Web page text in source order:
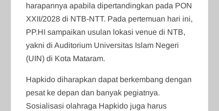
harapannya apabila dipertandingkan pada PON
XXII/2028 di NTB-NTT. Pada pertemuan hari ini,
PP.HI sampaikan usulan lokasi venue di NTB,
yakni di Auditorium Universitas Islam Negeri
(UIN) di Kota Mataram.
Hapkido diharapkan dapat berkembang dengan
pesat ke depan dan banyak pegiatnya.
Sosialisasi olahraga Hapkido juga harus